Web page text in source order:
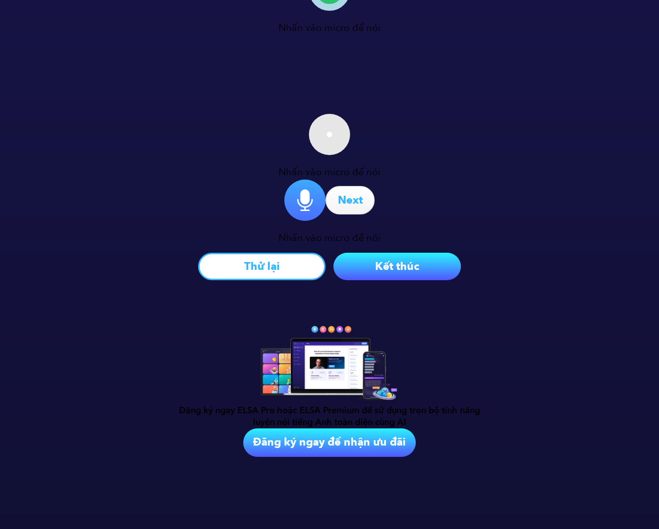
Nhấn vào micro để nói
Nhấn vào micro để nói
Next
Nhấn vào micro để nói
Thử lại Kết thúc
Đăng ký ngay ELSA Pro hoặc ELSA Premium để sử dụng trọn bộ tính năng
luyện nói tiếng Anh toàn diện cùng AI
Đăng ký ngay để nhận ưu đãi